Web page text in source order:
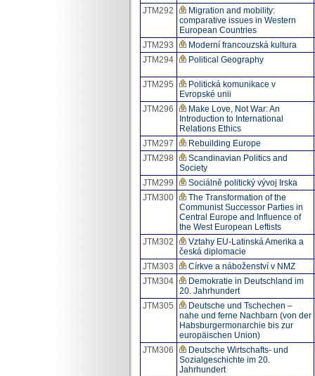
JTM292
Migration and mobility:
comparative issues in Western
European Countries
JTM293
Moderní francouzská kultura
JTM294
Political Geography
JTM295
Politická komunikace v
Evropské unii
JTM296
Make Love, Not War: An
Introduction to International
Relations Ethics
JTM297
Rebuilding Europe
JTM298
Scandinavian Politics and
Society
JTM299
Sociálně politický vývoj Irska
JTM300
The Transformation of the
Communist Successor Parties in
Central Europe and Influence of
the West European Leftists
JTM302
Vztahy EU-Latinská Amerika a
česká diplomacie
JTM303
Církve a náboženství v NMZ
JTM304
Demokratie in Deutschland im
20. Jahrhundert
JTM305
Deutsche und Tschechen –
nahe und ferne Nachbarn (von der
Habsburgermonarchie bis zur
europäischen Union)
JTM306
Deutsche Wirtschafts- und
Sozialgeschichte im 20.
Jahrhundert